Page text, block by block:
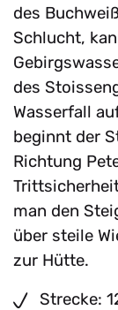
des
Schlucht,
des
Wasserfall
beginnt der
Richtung
man den
über steile
zur Hütte.
Strecke: